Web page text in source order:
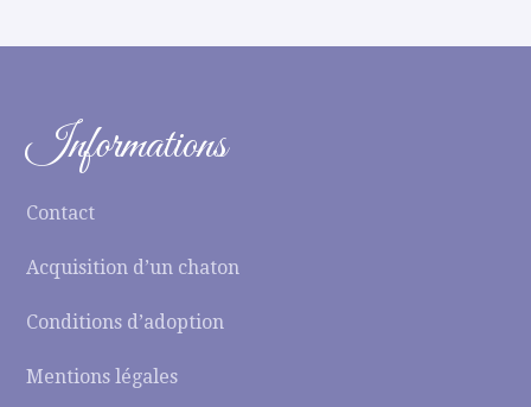
Informations
Contact
Acquisition d’un chaton
Conditions d’adoption
Mentions légales